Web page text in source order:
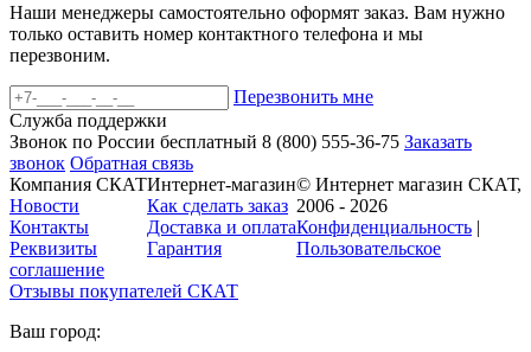
Наши менеджеры самостоятельно оформят заказ. Вам нужно
только оставить номер контактного телефона и мы
перезвоним.
Перезвонить мне
Служба поддержки
Звонок по России бесплатный 8 (800) 555-36-75 Заказать
звонок Обратная связь
Компания СКАТ
Новости
Контакты
Реквизиты
Интернет-магазин
Как сделать заказ
Доставка и оплата
Гарантия
© Интернет магазин СКАТ,
2006 - 2026
Конфиденциальность |
Пользовательское
соглашение
Отзывы покупателей СКАТ
Ваш город: